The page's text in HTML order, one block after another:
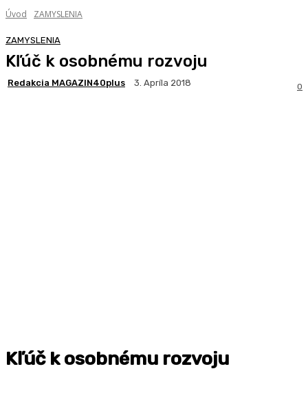
Úvod ZAMYSLENIA
ZAMYSLENIA
Kľúč k osobnému rozvoju
Redakcia MAGAZIN40plus 3. Apríla 2018 0
Kľúč k osobnému rozvoju